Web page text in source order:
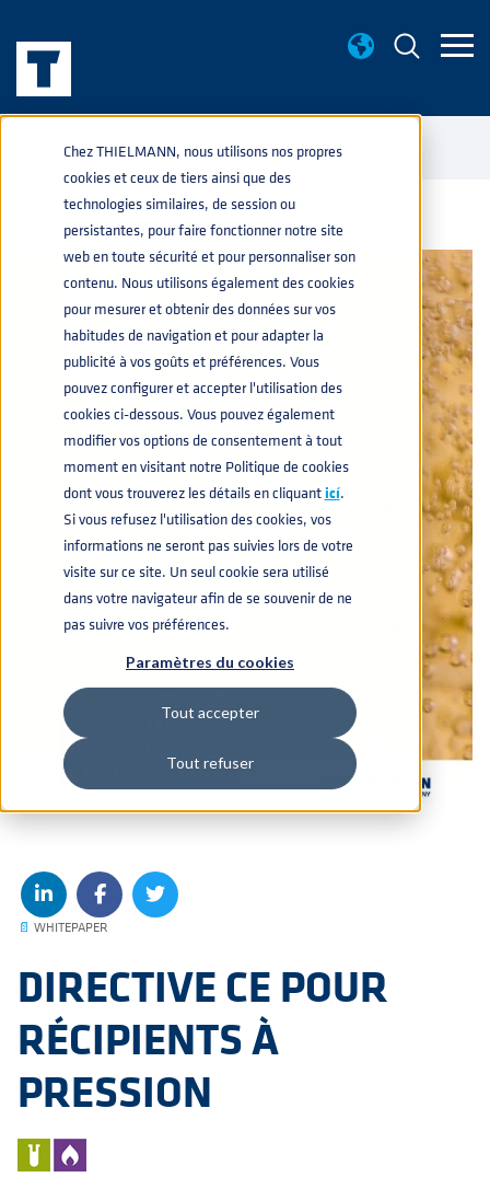
Chez THIELMANN, nous utilisons nos propres
cookies et ceux de tiers ainsi que des
technologies similaires, de session ou
persistantes, pour faire fonctionner notre site
web en toute sécurité et pour personnaliser son
contenu. Nous utilisons également des cookies
pour mesurer et obtenir des données sur vos
habitudes de navigation et pour adapter la
publicité à vos goûts et préférences. Vous
pouvez configurer et accepter l'utilisation des
cookies ci-dessous. Vous pouvez également
modifier vos options de consentement à tout
moment en visitant notre Politique de cookies
dont vous trouverez les détails en cliquanticí.
Si vous refusez l'utilisation des cookies, vos
informations ne seront pas suivies lors de votre
visite sur ce site. Un seul cookie sera utilisé
dans votre navigateur afin de se souvenir de ne
pas suivre vos préférences.
Paramètres du cookies
Tout accepter
Tout refuser
PRESSION
📄 WHITEPAPER
DIRECTIVE CE POUR
RÉCIPIENTS À
PRESSION